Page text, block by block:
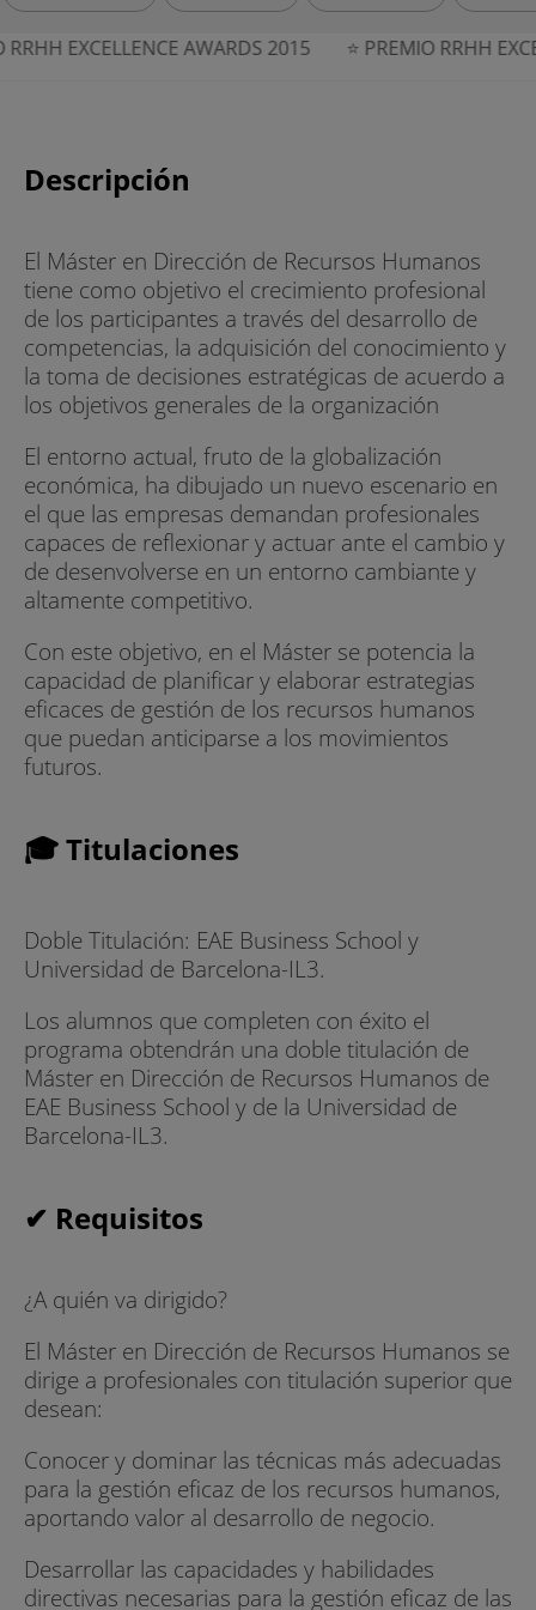
EXCELLENCE AWARDS 2015 ⭐ PREMIO RRHH
Descripción
El Máster en Dirección de Recursos Humanos
tiene como objetivo el crecimiento profesional
de los participantes a través del desarrollo de
competencias, la adquisición del conocimiento y
la toma de decisiones estratégicas de acuerdo a
los objetivos generales de la organización
El entorno actual, fruto de la globalización
económica, ha dibujado un nuevo escenario en
el que las empresas demandan profesionales
capaces de reflexionar y actuar ante el cambio y
de desenvolverse en un entorno cambiante y
altamente competitivo.
Con este objetivo, en el Máster se potencia la
capacidad de planificar y elaborar estrategias
eficaces de gestión de los recursos humanos
que puedan anticiparse a los movimientos
futuros.
🎓 Titulaciones
Doble Titulación: EAE Business School y
Universidad de Barcelona-IL3.
Los alumnos que completen con éxito el
programa obtendrán una doble titulación de
Máster en Dirección de Recursos Humanos de
EAE Business School y de la Universidad de
Barcelona-IL3.
✔ Requisitos
¿A quién va dirigido?
El Máster en Dirección de Recursos Humanos se
dirige a profesionales con titulación superior que
desean:
Conocer y dominar las técnicas más adecuadas
para la gestión eficaz de los recursos humanos,
aportando valor al desarrollo de negocio.
Desarrollar las capacidades y habilidades
directivas necesarias para la gestión eficaz de las